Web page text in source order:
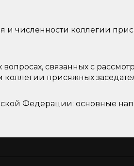
численности коллегии
связанных с
коллегии присяжных
Федерации: основные